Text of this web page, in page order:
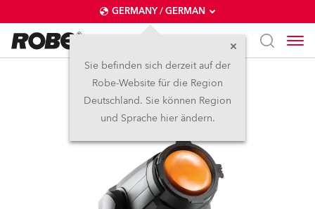
GERMANY / GERMAN
Sie befinden sich derzeit auf der
Robe-Website für die Region
Deutschland. Sie können Region
und Sprache hier ändern.
T2 PC™